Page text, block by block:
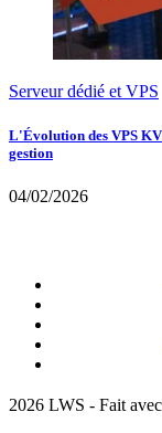
Serveur dédié et VPS
L'Évolution des VPS
gestion
04/02/2026
2026 LWS - Fait